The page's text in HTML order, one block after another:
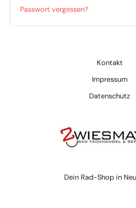
Passwort vergessen?
Kontakt
Impressum
Datenschutz
Dein Rad-Shop in